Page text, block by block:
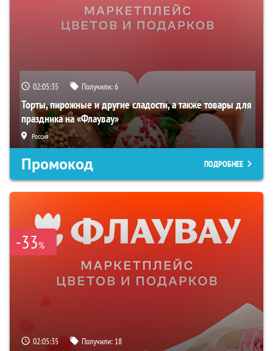
02:05:34 Получили:6
Торты, пирожные и другие сладости, а также товары для
праздника на «Флаувау»
Россия
Промокод ПОДРОБНЕЕ
-33%
02:05:34 Получили: 18